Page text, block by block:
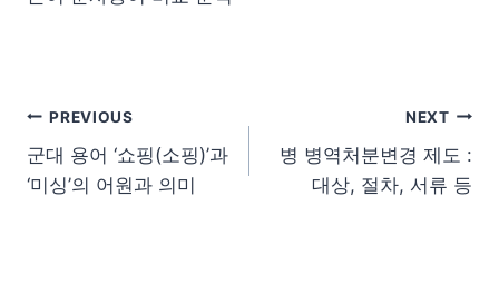
글 탐색
PREVIOUS
군대 용어 ‘쇼핑(소핑)’과
‘미싱’의 어원과 의미
NEXT
병 병역처분변경 제도 :
대상, 절차, 서류 등